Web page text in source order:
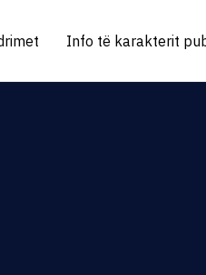
Info të karakterit